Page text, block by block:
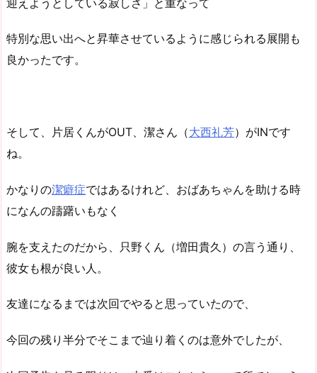
特別な思い出へと昇華させているように感じられる展開も
良かったです。
そして、片居くんがOUT、潔さん（大西礼芳）がINです
ね。
かなりの潔癖症ではあるけれど、おばあちゃんを助ける時
になんの躊躇いもなく
腕を支えたのだから、只野くん（増田貴久）の言う通り、
彼女も根が良い人。
友達になるまでは次回でやると思っていたので、
今回の残り半分でそこまで辿り着くのは意外でしたが、